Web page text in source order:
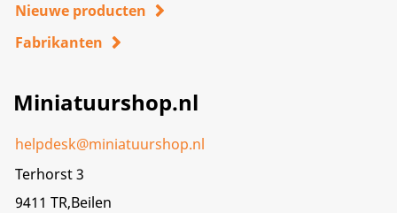
Nieuwe producten
Fabrikanten
Miniatuurshop.nl
helpdesk@miniatuurshop.nl
Terhorst 3
9411 TR,Beilen